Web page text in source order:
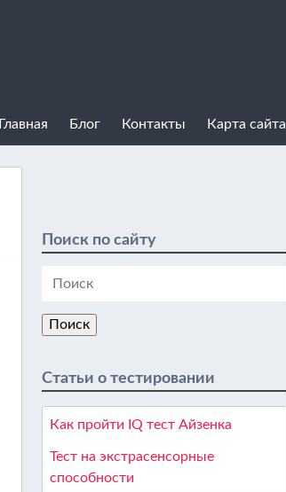
Карта сайта
Контакты
Блог
Главная
Поиск по сайту
Статьи о тестировании
Как пройти IQ тест Айзенка
Тест на экстрасенсорные
способности